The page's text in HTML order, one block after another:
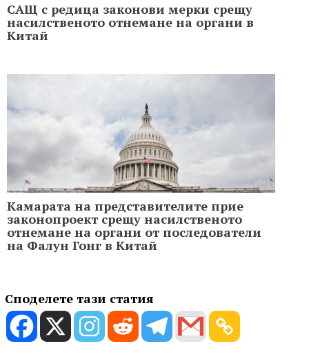
САЩ с редица законови мерки срещу
насилственото отнемане на органи в
Китай
Камарата на представителите прие
законопроект срещу насилственото
отнемане на органи от последователи
на Фалун Гонг в Китай
Споделете тази статия